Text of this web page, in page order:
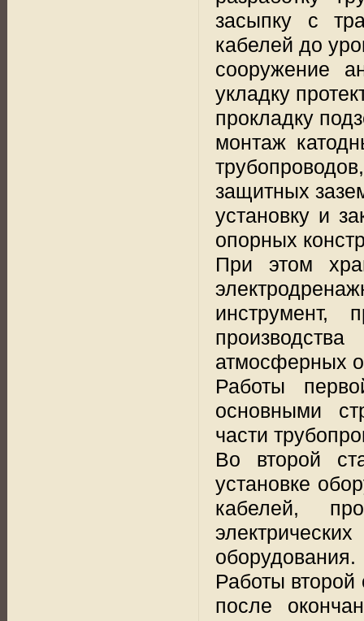
засыпку с
кабелей до
сооружение
укладку
прокладку
монтаж
защитных
установку и
опорных
При этом
инструмент,
атмосферных
Работы
основными
части
Во второй
установке
кабелей,
оборудования.
Работы
после